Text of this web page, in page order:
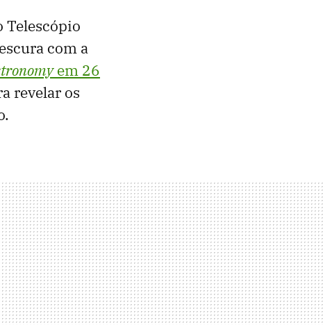
Telescópio
com a
em 26
revelar os